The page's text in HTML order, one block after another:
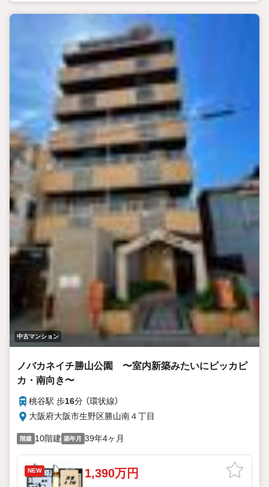
中古マンション
ノバカネイチ勝山公園 〜室内新築みたいにピッカピ
カ・南向き〜
桃谷駅 歩16分 （環状線）
大阪府大阪市生野区勝山南４丁目
階建 10階建 築年月 39年4ヶ月
NEW 1,390万円